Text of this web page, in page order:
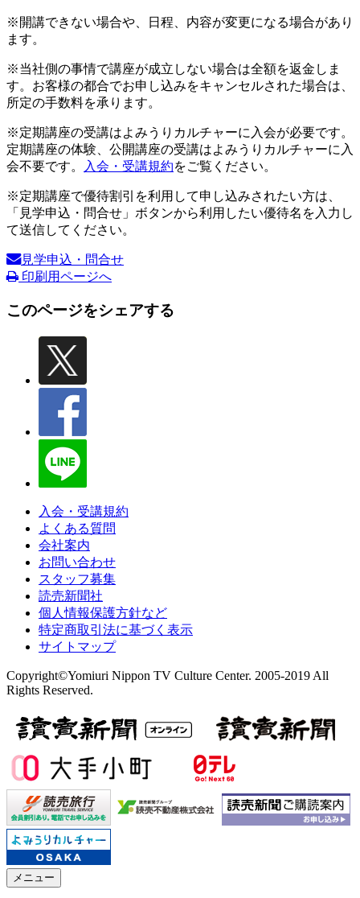
※開講できない場合や、日程、内容が変更になる場合があり
ます。
※当社側の事情で講座が成立しない場合は全額を返金しま
す。お客様の都合でお申し込みをキャンセルされた場合は、
所定の手数料を承ります。
※定期講座の受講はよみうりカルチャーに入会が必要です。
定期講座の体験、公開講座の受講はよみうりカルチャーに入
会不要です。
入会・受講規約をご覧ください。
※定期講座で優待割引を利用して申し込みされたい方は、
「見学申込・問合せ」ボタンから利用したい優待名を入力し
て送信してください。
見学申込・問合せ
印刷用ページへ
このページをシェアする
入会・受講規約
よくある質問
会社案内
お問い合わせ
スタッフ募集
読売新聞社
個人情報保護方針など
特定商取引法に基づく表示
サイトマップ
Copyright©Yomiuri Nippon TV Culture Center. 2005-2019 All
Rights Reserved.
メニュー